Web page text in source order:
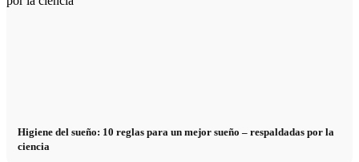
Higiene del sueño: 10 reglas para un mejor sueño – respaldadas por la
ciencia